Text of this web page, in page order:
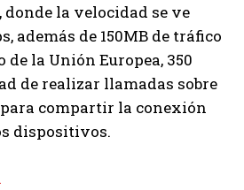
donde la velocidad se ve
además de 150MB de tráfico
la Unión Europea, 350
de realizar llamadas sobre
compartir la conexión
dispositivos.